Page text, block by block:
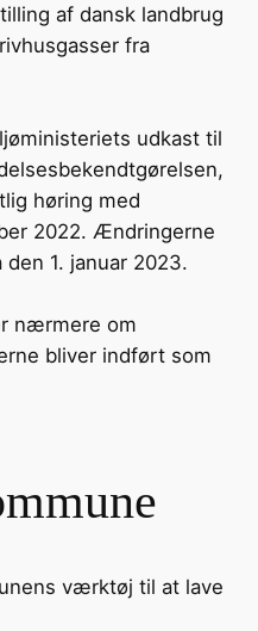
af dansk landbrug
fra
udkast til
høring med
2022. Ændringerne
1. januar 2023.
nærmere om
bliver indført som
værktøj til at lave